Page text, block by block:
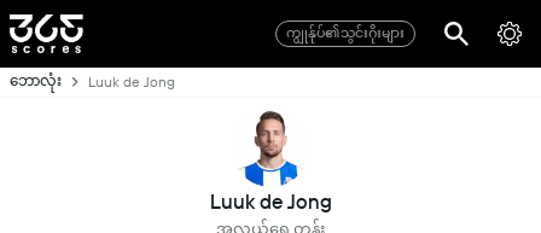
ကျွုန်ုပ်၏သွင်းဂိုးများ
ဘောလုံး Luuk de Jong
Luuk de Jong
အလယ်ရှေ့တန်း